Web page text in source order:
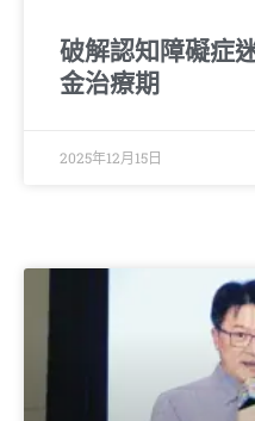
破解認知障礙症
金治療期
2025年12月15日